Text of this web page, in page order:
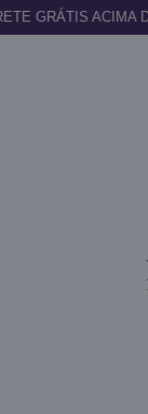
GRÁTIS ACIMA